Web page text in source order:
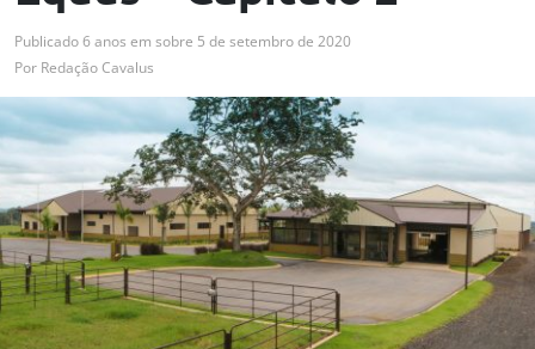
Publicado6 anos em sobre 5 de setembro de 2020
Por Redação Cavalus